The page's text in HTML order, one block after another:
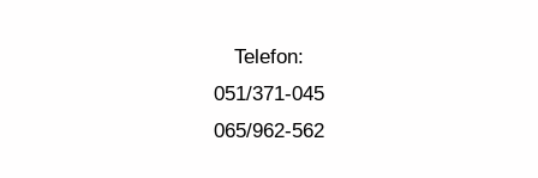
Telefon:
051/371-045
065/962-562